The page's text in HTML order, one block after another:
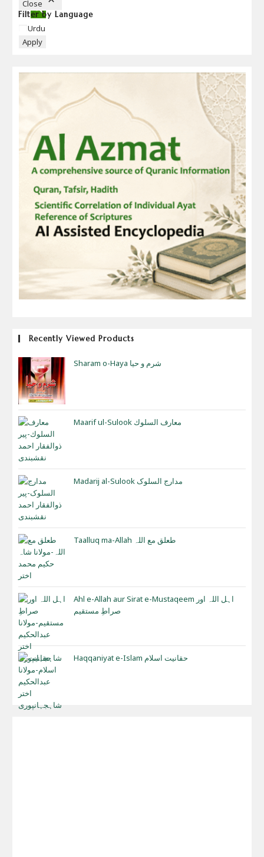
Close
Filter by Language
Language
Urdu
Apply
Recently Viewed Products
Sharam o-Haya شرم و حیا
Maarif ul-Sulook معارف السلوك
Madarij al-Sulook مدارج السلوک
Taalluq ma-Allah طعلق مع اللہ
Ahl e-Allah aur Sirat e-Mustaqeem اہل اللہ اور
صراطِ مستقیم
Haqqaniyat e-Islam حقانیت اسلام